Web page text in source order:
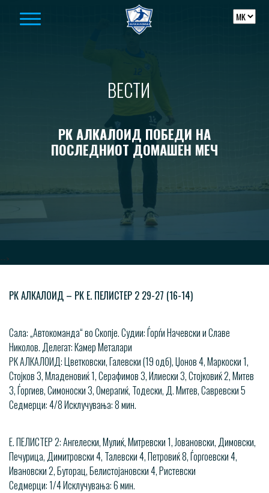
ВЕСТИ
РК АЛКАЛОИД ПОБЕДИ НА
ПОСЛЕДНИОТ ДОМАШЕН МЕЧ
-->
РК АЛКАЛОИД – РК Е. ПЕЛИСТЕР 2 29-27 (16-14)
Сала: „Автокоманда“ во Скопје. Судии: Ѓорѓи Начевски и Славе
Николов. Делегат: Камер Металари
РК АЛКАЛОИД: Цветковски, Галевски (19 одб), Џонов 4, Маркоски 1,
Стојков 3, Младеновиќ 1, Серафимов 3, Илиески 3, Стојковиќ 2, Митев
3, Ѓоргиев, Симоноски 3, Омерагиќ, Тодески, Д. Митев, Савревски 5
Седмерци: 4/8 Исклучувања: 8 мин.
Е. ПЕЛИСТЕР 2: Ангелески, Мулиќ, Митревски 1, Јовановски, Димовски,
Печурица, Димитровски 4, Талевски 4, Петровиќ 8, Ѓоргоевски 4,
Ивановски 2, Буторац, Белистојановски 4, Ристевски
Седмерци: 1/4 Исклучувања: 6 мин.